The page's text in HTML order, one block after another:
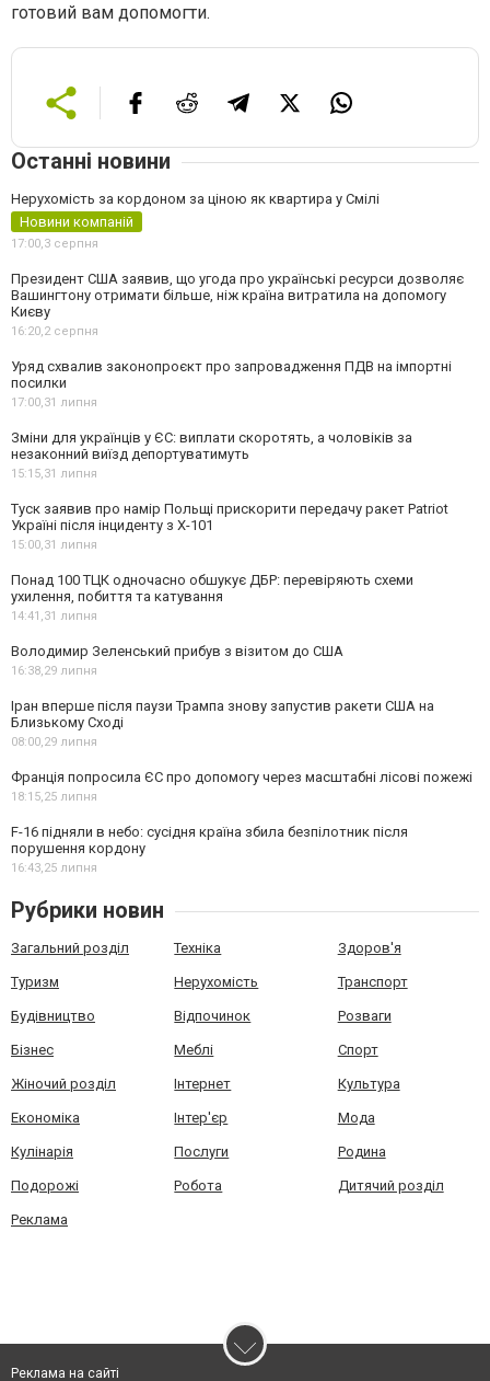
готовий вам допомогти.
Останні новини
Нерухомість за кордоном за ціною як квартира у Смілі
Новини компаній
17:00,3 серпня
Президент США заявив, що угода про українські ресурси дозволяє
Вашингтону отримати більше, ніж країна витратила на допомогу
Києву
16:20,2 серпня
Уряд схвалив законопроєкт про запровадження ПДВ на імпортні
посилки
17:00,31 липня
Зміни для українців у ЄС: виплати скоротять, а чоловіків за
незаконний виїзд депортуватимуть
15:15,31 липня
Туск заявив про намір Польщі прискорити передачу ракет Patriot
Україні після інциденту з Х-101
15:00,31 липня
Понад 100 ТЦК одночасно обшукує ДБР: перевіряють схеми
ухилення, побиття та катування
14:41,31 липня
Володимир Зеленський прибув з візитом до США
16:38,29 липня
Іран вперше після паузи Трампа знову запустив ракети США на
Близькому Сході
08:00,29 липня
Франція попросила ЄС про допомогу через масштабні лісові пожежі
18:15,25 липня
F-16 підняли в небо: сусідня країна збила безпілотник після
порушення кордону
16:43,25 липня
Рубрики новин
Загальний розділ Техніка Здоров'я
Туризм Нерухомість Транспорт
Будівництво Відпочинок Розваги
Бізнес Меблі Спорт
Жіночий розділ Інтернет Культура
Економіка Інтер'єр Мода
Кулінарія Послуги Родина
Подорожі Робота Дитячий розділ
Реклама
Реклама на сайті